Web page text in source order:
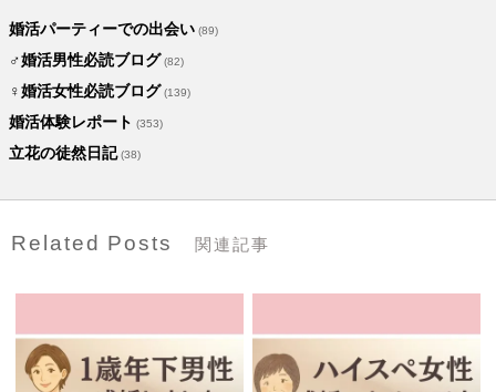
婚活パーティーでの出会い (89)
♂婚活男性必読ブログ (82)
♀婚活女性必読ブログ (139)
婚活体験レポート (353)
立花の徒然日記(38)
Related Posts 関連記事